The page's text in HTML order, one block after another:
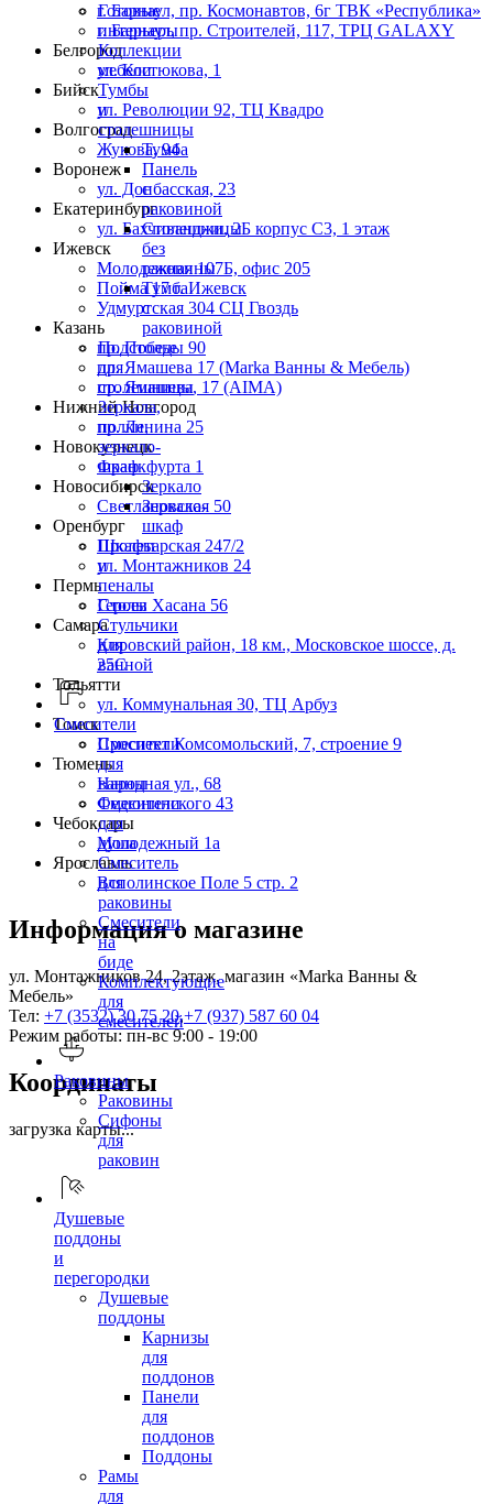
Готовые
интерьеры
Коллекции
мебели
Тумбы
и
столешницы
Тумба
Панель
с
раковиной
Столешницы
без
раковины
Тумба
с
раковиной
Подстолье
для
столешницы
Зеркала,
полки,
зеркало-
шкаф
Зеркало
Зеркало-
шкаф
Шкафы
и
пеналы
Столы
Стульчики
для
ванной
Смесители
Смесители
для
ванны
Смесители
для
душа
Смеситель
для
раковины
Смесители
на
биде
Комплектующие
для
смесителей
Раковины
Раковины
Сифоны
для
раковин
Душевые
поддоны
и
перегородки
Душевые
поддоны
Карнизы
для
поддонов
Панели
для
поддонов
Поддоны
Рамы
для
г. Барнаул, пр. Космонавтов, 6г ТВК «Республика»
г. Барнаул, пр. Строителей, 117, ТРЦ GALAXY
Белгород
ул. Костюкова, 1
Бийск
ул. Революции 92, ТЦ Квадро
Волгоград
Жукова, 94
Воронеж
ул. Донбасская, 23
Екатеринбург
ул. Бахчиванджи, 2Б корпус С3, 1 этаж
Ижевск
Молодежная 107Б, офис 205
Пойма 17 г. Ижевск
Удмуртская 304 СЦ Гвоздь
Казань
пр. Победы 90
пр. Ямашева 17 (Marka Ванны & Мебель)
пр. Ямашева, 17 (AIMA)
Нижний Новгород
пр. Ленина 25
Новокузнецк
Франкфурта 1
Новосибирск
Светлановская 50
Оренбург
Пролетарская 247/2
ул. Монтажников 24
Пермь
Героев Хасана 56
Самара
Кировский район, 18 км., Московское шоссе, д.
25С
Тольятти
ул. Коммунальная 30, ТЦ Арбуз
Томск
Проспект Комсомольский, 7, строение 9
Тюмень
Народная ул., 68
Федюнинского 43
Чебоксары
Молодежный 1а
Ярославль
Всполинское Поле 5 стр. 2
Информация о магазине
ул. Монтажников 24, 2этаж, магазин «Marka Ванны &
Мебель»
Тел: +7 (3532) 30 75 20,+7 (937) 587 60 04
Режим работы: пн-вс 9:00 - 19:00
Координаты
загрузка карты...